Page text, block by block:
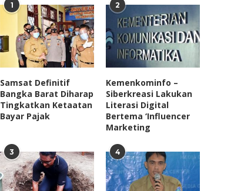
1
Samsat Definitif
Bangka Barat Diharap
Tingkatkan Ketaatan
Bayar Pajak
2
Kemenkominfo –
Siberkreasi Lakukan
Literasi Digital
Bertema ‘Influencer
Marketing
3 4